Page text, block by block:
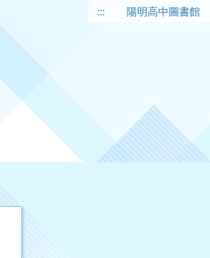
::: 陽明高中圖書館